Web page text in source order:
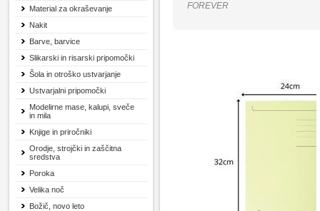
Material za okraševanje
Nakit
Barve, barvice
Slikarski in risarski pripomočki
Šola in otroško ustvarjanje
Ustvarjalni pripomočki
Modelirne mase, kalupi, sveče
in mila
Knjige in priročniki
Orodje, strojčki in zaščitna
sredstva
Poroka
Velika noč
Božič, novo leto
FOREVER